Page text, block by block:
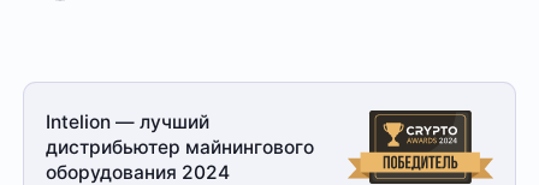
Intelion — лучший
дистрибьютер майнингового
оборудования 2024